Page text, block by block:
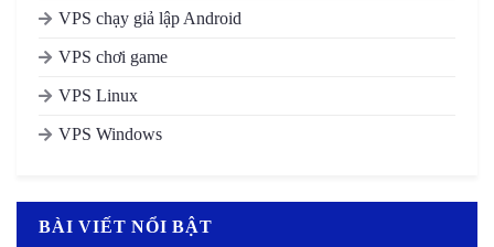
VPS chạy giả lập Android
VPS chơi game
VPS Linux
VPS Windows
BÀI VIẾT NỔI BẬT